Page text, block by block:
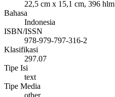
22,5 cm x 15,1 cm, 396 hlm
Bahasa
Indonesia
ISBN/ISSN
978-979-797-316-2
Klasifikasi
297.07
Tipe Isi
text
Tipe Media
other